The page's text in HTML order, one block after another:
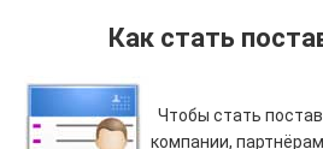
Как стать
Чтобы стать
компании,